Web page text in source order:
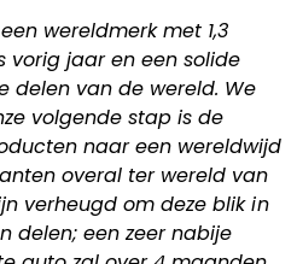
een wereldmerk met 1,3
vorig jaar en een solide
delen van de wereld. We
volgende stap is de
naar een wereldwijd
overal ter wereld van
verheugd om deze blik in
delen; een zeer nabije